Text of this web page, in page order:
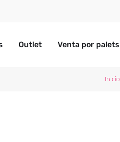
Outlet Venta por palets
Inicio